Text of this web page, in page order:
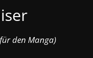
den Manga)